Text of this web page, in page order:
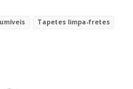
Tapetes limpa-fretes